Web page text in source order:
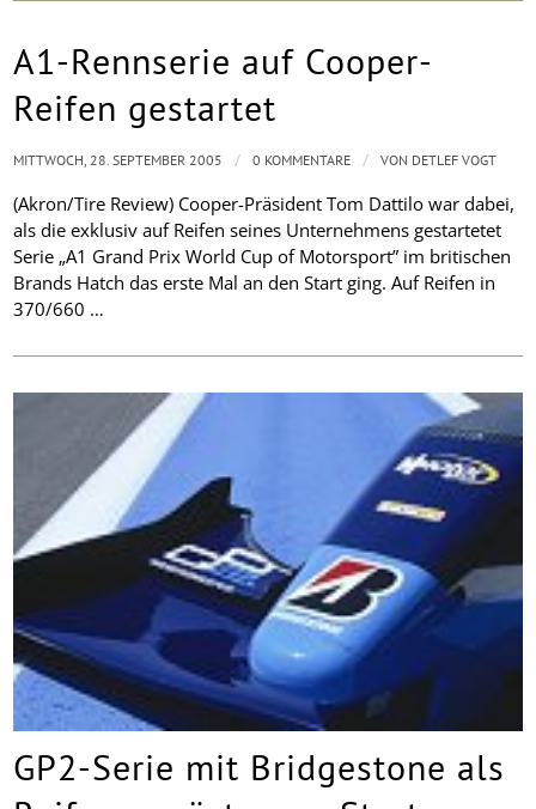
A1-Rennserie auf Cooper-
Reifen gestartet
(Akron/Tire Review) Cooper-Präsident Tom Dattilo war dabei,
als die exklusiv auf Reifen seines Unternehmens gestartetet
Serie „A1 Grand Prix World Cup of Motorsport” im britischen
Brands Hatch das erste Mal an den Start ging. Auf Reifen in
370/660 …
MITTWOCH, 28. SEPTEMBER 2005 / 0 KOMMENTARE / VON DETLEF VOGT
GP2-Serie mit Bridgestone als